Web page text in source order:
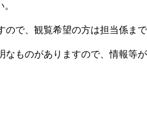
で、観覧希望の方は担当係まで
ものがありますので、情報等